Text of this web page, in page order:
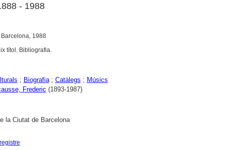
- 1988
1988
títol. Bibliografia.
; Biografia; Catàlegs ; Músics
Frederic (1893-1987)
la Ciutat de Barcelona